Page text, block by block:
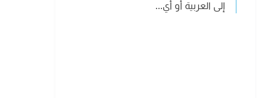
إلى العربية أو أي...